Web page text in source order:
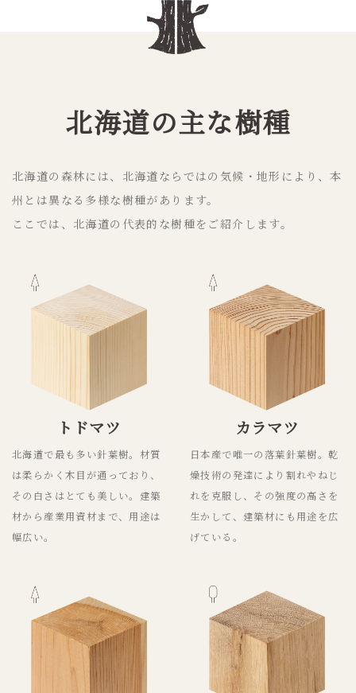
北海道の主な樹種
北海道の森林には、北海道ならではの気候・地形により、本
州とは異なる多様な樹種があります。
ここでは、北海道の代表的な樹種をご紹介します。
トドマツ
北海道で最も多い針葉樹。材質
は柔らかく木目が通っており、
その白さはとても美しい。建築
材から産業用資材まで、用途は
幅広い。
カラマツ
日本産で唯一の落葉針葉樹。乾
燥技術の発達により割れやねじ
れを克服し、その強度の高さを
生かして、建築材にも用途を広
げている。